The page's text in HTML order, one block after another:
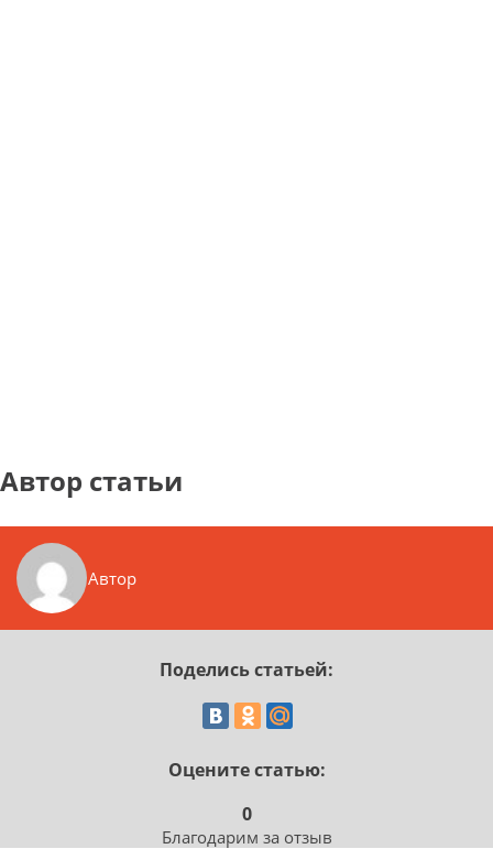
Автор статьи
Автор
Поделись статьей:
Оцените статью:
0
Благодарим за отзыв